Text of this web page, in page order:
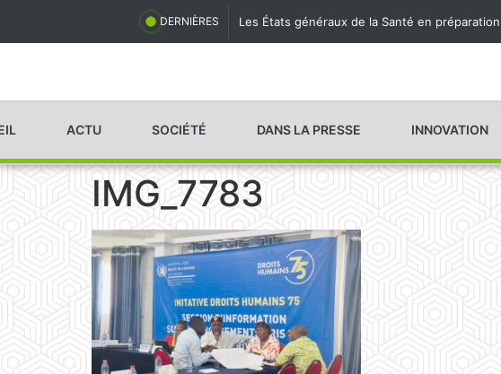
DERNIÈRES Les États généraux de la Santé en préparation
ACTU SOCIÉTÉ DANS LA PRESSE INNOVATION
IMG_7783